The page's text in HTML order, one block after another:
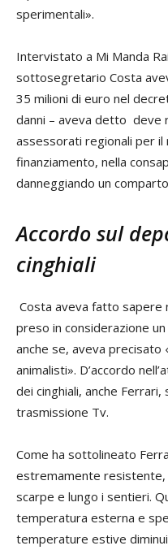
sperimentali».
Intervistato a Mi Manda
sottosegretario Costa
35 milioni di euro nel
danni – aveva detto deve
assessorati regionali per il
finanziamento, nella
danneggiando un
Accordo sul
cinghiali
Costa aveva fatto sapere
preso in considerazione
anche se, aveva
animalisti». D’accordo
dei cinghiali, anche
trasmissione Tv.
Come ha sottolineato
estremamente
scarpe e lungo i sentieri.
temperatura esterna e
temperature estive